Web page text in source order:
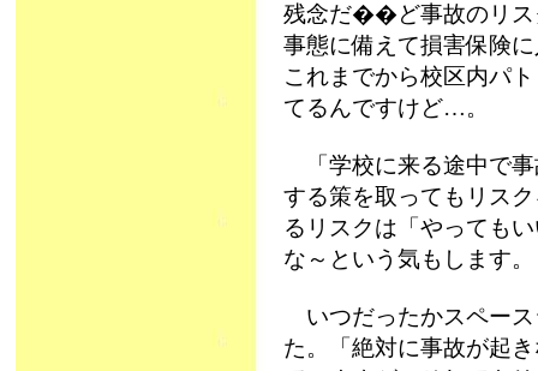
残念だ��ど事故のリス
事態に備えて損害保険
これまでから校区内パ
てるんですけど…。
「学校に来る途中で
する策を取ってもリス
るリスクは「やっても
な～という気もします
いつだったかスペース
た。「絶対に事故が起